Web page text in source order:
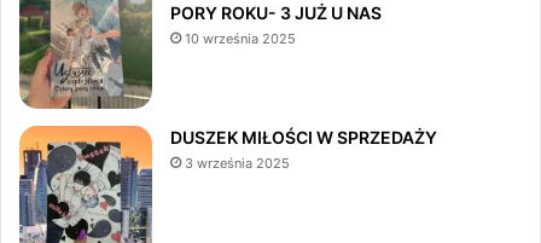
b
k
a
o
PORY ROKU- 3 JUŻ U NAS
10 września 2025
DUSZEK MIŁOŚCI W SPRZEDAŻY
3 września 2025